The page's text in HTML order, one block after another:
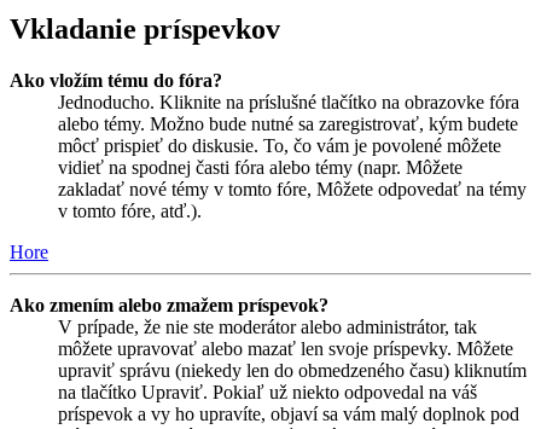
Vkladanie príspevkov
Ako vložím tému do fóra?
Jednoducho. Kliknite na príslušné tlačítko na obrazovke fóra
alebo témy. Možno bude nutné sa zaregistrovať, kým budete
môcť prispieť do diskusie. To, čo vám je povolené môžete
vidieť na spodnej časti fóra alebo témy (napr. Môžete
zakladať nové témy v tomto fóre, Môžete odpovedať na témy
v tomto fóre, atď.).
Hore
Ako zmením alebo zmažem príspevok?
V prípade, že nie ste moderátor alebo administrátor, tak
môžete upravovať alebo mazať len svoje príspevky. Môžete
upraviť správu (niekedy len do obmedzeného času) kliknutím
na tlačítko Upraviť. Pokiaľ už niekto odpovedal na váš
príspevok a vy ho upravíte, objaví sa vám malý doplnok pod